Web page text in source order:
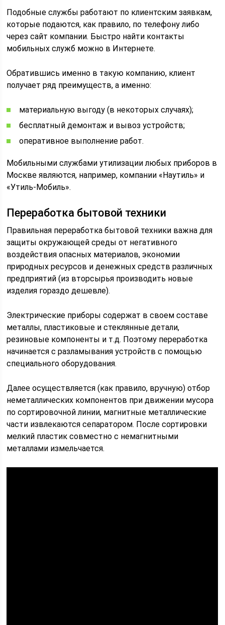
Подобные службы работают по клиентским заявкам,
которые подаются, как правило, по телефону либо
через сайт компании. Быстро найти контакты
мобильных служб можно в Интернете.
Обратившись именно в такую компанию, клиент
получает ряд преимуществ, а именно:
материальную выгоду (в некоторых случаях);
бесплатный демонтаж и вывоз устройств;
оперативное выполнение работ.
Мобильными службами утилизации любых приборов в
Москве являются, например, компании «Наутиль» и
«Утиль-Мобиль».
Переработка бытовой техники
Правильная переработка бытовой техники важна для
защиты окружающей среды от негативного
воздействия опасных материалов, экономии
природных ресурсов и денежных средств различных
предприятий (из вторсырья производить новые
изделия гораздо дешевле).
Электрические приборы содержат в своем составе
металлы, пластиковые и стеклянные детали,
резиновые компоненты и т.д. Поэтому переработка
начинается с разламывания устройств с помощью
специального оборудования.
Далее осуществляется (как правило, вручную) отбор
неметаллических компонентов при движении мусора
по сортировочной линии, магнитные металлические
части извлекаются сепаратором. После сортировки
мелкий пластик совместно с немагнитными
металлами измельчается.